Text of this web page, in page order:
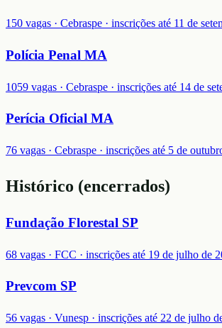
150 vagas · Cebraspe · inscrições até 11 de
Polícia Penal MA
1059 vagas · Cebraspe · inscrições até 14 de
Perícia Oficial MA
76 vagas · Cebraspe · inscrições até 5 de
Histórico (encerrados)
Fundação Florestal SP
68 vagas · FCC · inscrições até 19 de julho de
Prevcom SP
56 vagas · Vunesp · inscrições até 22 de julho